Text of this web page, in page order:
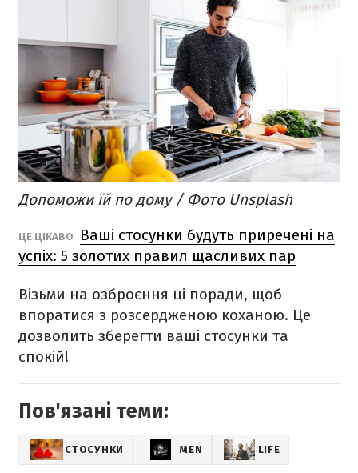
Допоможи їй по дому / Фото Unsplash
ЦЕ ЦІКАВО
Ваші стосунки будуть приречені на
успіх: 5 золотих правил щасливих пар
Візьми на озброєння ці поради, щоб
впоратися з розсердженою коханою. Це
дозволить зберегти ваші стосунки та
спокій!
Пов'язані теми:
СТОСУНКИ MEN LIFE